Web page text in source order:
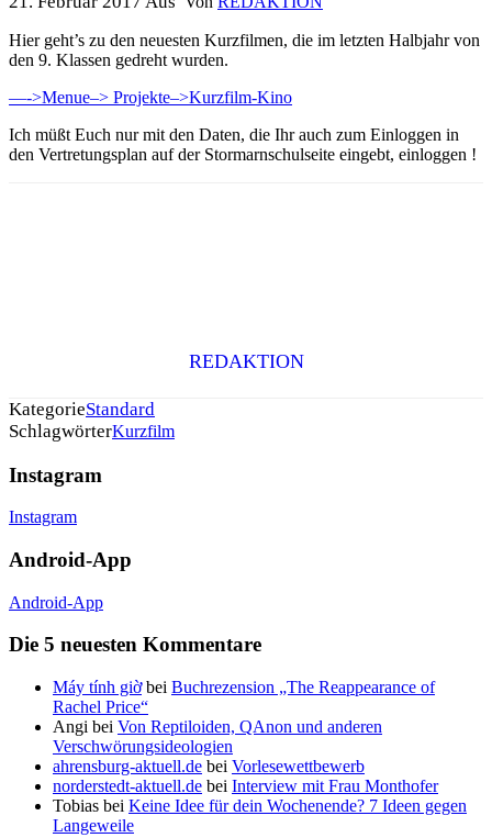
Hier geht’s zu den neuesten Kurzfilmen, die im letzten Halbjahr von
den 9. Klassen gedreht wurden.
—->Menue–> Projekte–>Kurzfilm-Kino
Ich müßt Euch nur mit den Daten, die Ihr auch zum Einloggen in
den Vertretungsplan auf der Stormarnschulseite eingebt, einloggen !
REDAKTION
KategorieStandard
SchlagwörterKurzfilm
Instagram
Instagram
Android-App
Android-App
Die 5 neuesten Kommentare
Máy tính giờbei Buchrezension „The Reappearance of
Rachel Price“
Angi bei Von Reptiloiden, QAnon und anderen
Verschwörungsideologien
ahrensburg-aktuell.de bei Vorlesewettbewerb
norderstedt-aktuell.de bei Interview mit Frau Monthofer
Tobias bei Keine Idee für dein Wochenende? 7 Ideen gegen
Langeweile